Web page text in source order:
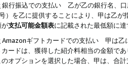
銀行振込での支払い 乙が乙の銀行名、口
）を乙に提供することにより、甲は乙
が支払可能金額表に記載された最低額に
Amazonギフトカードでの支払い 甲は乙
ードは、獲得した紹介料相当の金額で
オプションを選択した場合、甲は、合